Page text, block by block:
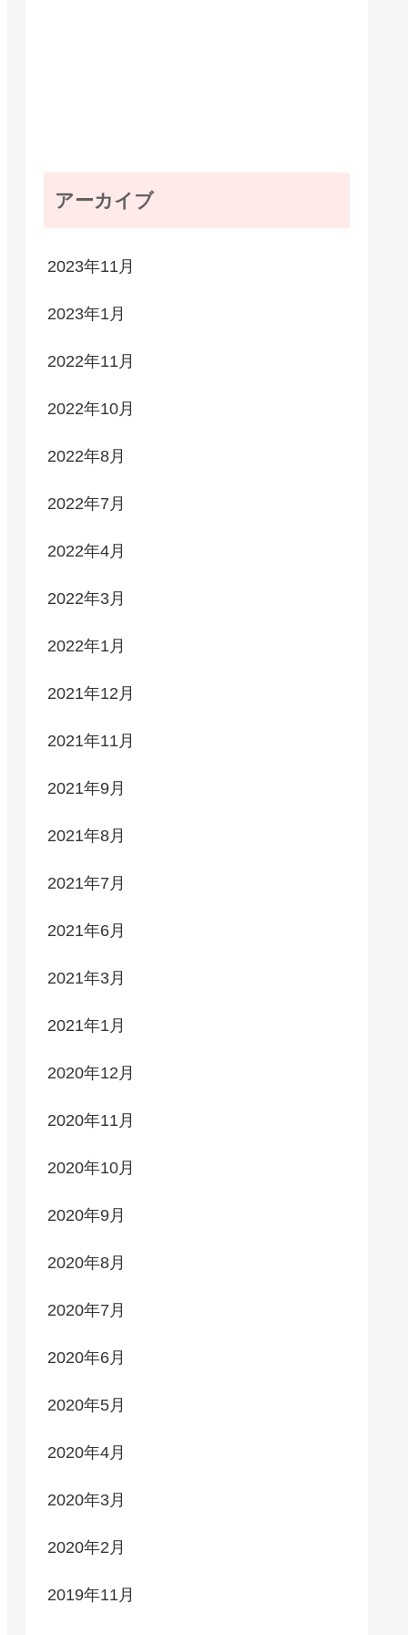
アーカイブ
2023年11月
2023年1月
2022年11月
2022年10月
2022年8月
2022年7月
2022年4月
2022年3月
2022年1月
2021年12月
2021年11月
2021年9月
2021年8月
2021年7月
2021年6月
2021年3月
2021年1月
2020年12月
2020年11月
2020年10月
2020年9月
2020年8月
2020年7月
2020年6月
2020年5月
2020年4月
2020年3月
2020年2月
2019年11月